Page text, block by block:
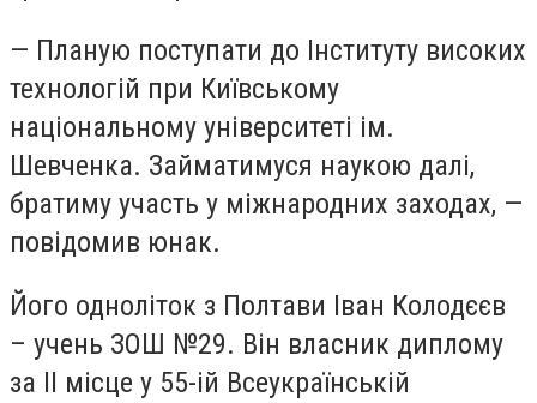
— Планую поступати до Інституту високих
технологій при Київському
національному університеті ім.
Шевченка. Займатимуся наукою далі,
братиму участь у міжнародних заходах, —
повідомив юнак.
Його одноліток з Полтави Іван Колодєєв
– учень ЗОШ №29. Він власник диплому
за ІІ місце у 55-ій Всеукраїнській